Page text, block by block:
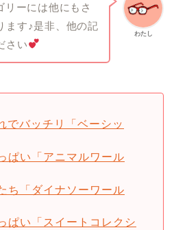
わたし
リーには他にもさ
ます♪是非、他の記
さい
でバッチリ「ベーシッ
ぱい「アニマルワール
ち「ダイナソーワール
ぱい「スイートコレクシ